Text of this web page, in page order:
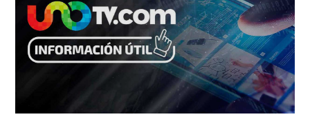
explotación
laboral
por
parte
de
una
trabajadora
doméstica